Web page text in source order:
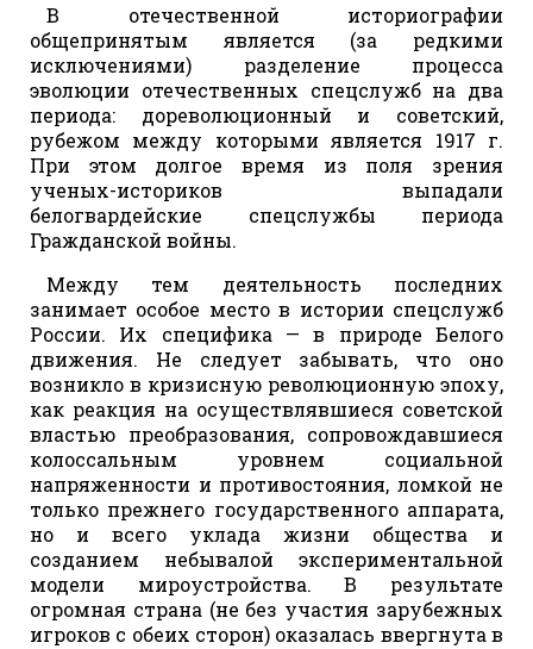
В отечественной историографии
общепринятым является (за редкими
исключениями) разделение процесса
эволюции отечественных спецслужб на два
периода: дореволюционный и советский,
рубежом между которыми является 1917 г.
При этом долгое время из поля зрения
ученых-историков выпадали
белогвардейские спецслужбы периода
Гражданской войны.
Между тем деятельность последних
занимает особое место в истории спецслужб
России. Их специфика — в природе Белого
движения. Не следует забывать, что оно
возникло в кризисную революционную эпоху,
как реакция на осуществлявшиеся советской
властью преобразования, сопровождавшиеся
колоссальным уровнем социальной
напряженности и противостояния, ломкой не
только прежнего государственного аппарата,
но и всего уклада жизни общества и
созданием небывалой экспериментальной
модели мироустройства. В результате
огромная страна (не без участия зарубежных
игроков с обеих сторон) оказалась ввергнута в